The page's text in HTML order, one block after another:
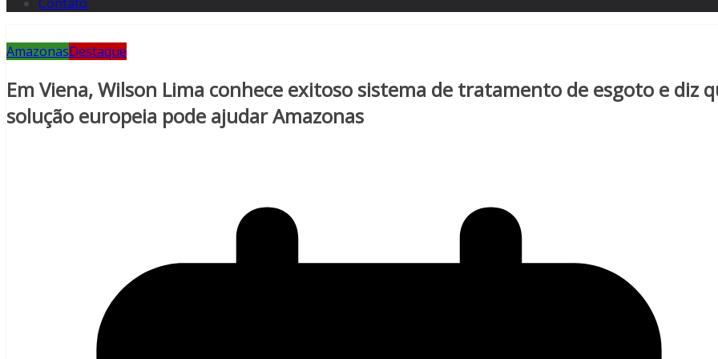
Contato
AmazonasDestaque
Em Viena, Wilson Lima conhece exitoso sistema de tratamento de esgoto e diz
solução europeia pode ajudar Amazonas